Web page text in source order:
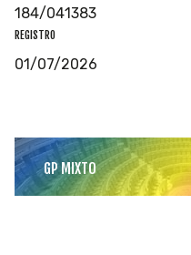
184/041383
REGISTRO
01/07/2026
GP MIXTO